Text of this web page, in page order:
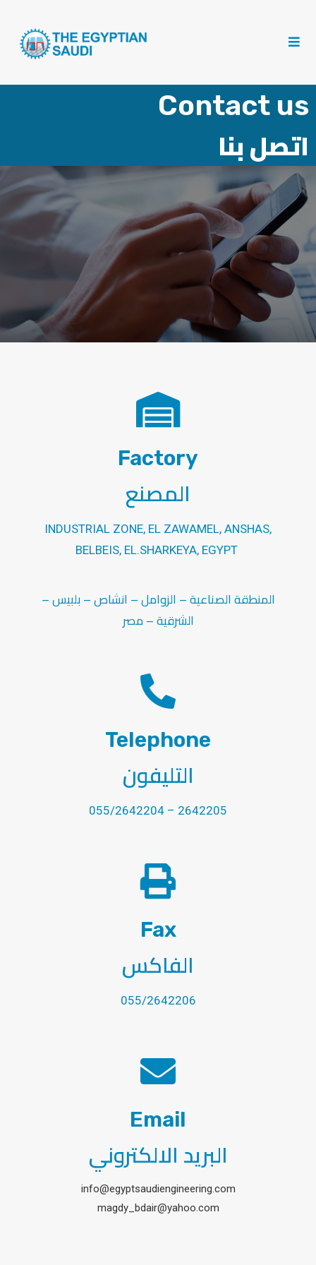
Contact us
اتصل بنا
Factory
المصنع
INDUSTRIAL ZONE, EL ZAWAMEL, ANSHAS,
BELBEIS, EL.SHARKEYA, EGYPT
المنطقة الصناعية – الزوامل – انشاص – بلبيس –
الشرقية – مصر
Telephone
التليفون
055/2642204 – 2642205
Fax
الفاكس
055/2642206
Email
البريد الالكتروني
info@egyptsaudiengineering.com
magdy_bdair@yahoo.com